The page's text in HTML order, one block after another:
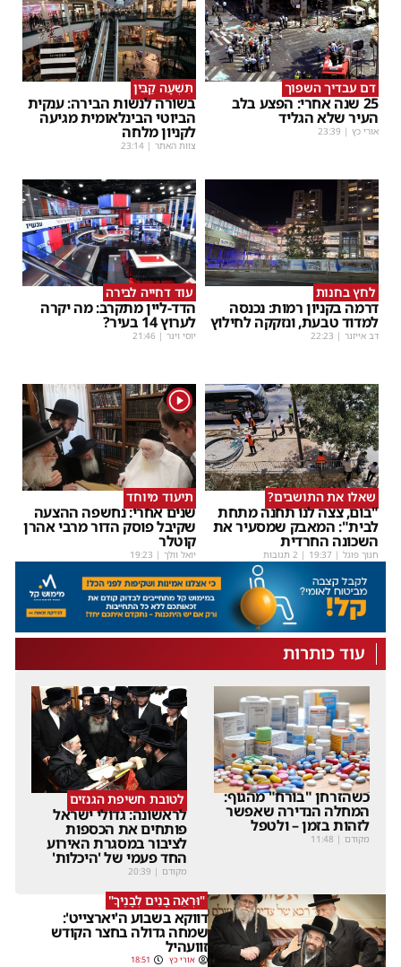
דם עבדיך השפוך
25 שנה אחרי: הפצע בלב
העיר שלא הגליד
אורי כץ |
23:39
תִּשְׁעָה קַבִּין
בשורה לנשות הבירה: ענקית
הביוטי הבינלאומית מגיעה
לקניון מלחה
צוות האתר |
23:14
לחץ בחנות
דרמה בקניון רמות: נכנסה
למדוד טבעת, ונזקקה לחילוץ
דב אייזנר |
22:23
עוד דחייה לבירה
הדד-ליין מתקרב: מה יקרה
לערוץ 14 בעיר?
יוסי וינר |
21:46
שאלו את התושבים?
"בום, צצה לנו תחנה מתחת
לבית": המאבק שמסעיר את
השכונה החרדית
חנוך פוגל |
19:37 | 2 תגובות
1
תיעוד מיוחד
שנים אחרי: נחשפה ההצעה
שקיבל פוסק הדור מרבי אהרן
קוטלר
יואל וולך |
19:23
עוד כותרות
כשהזרחן "בורח" מהגוף:
המחלה הנדירה שאפשר
לזהות בזמן – ולטפל
מקודם |
11:48
לטובת חשיפת הגנזים
לראשונה: גדולי ישראל
פותחים את הכספות
לציבור במסגרת האירוע
החד פעמי של 'היכלות'
מקודם |
20:39
"וּרְאֵה בָנִים לְבָנֶיךָ"
דווקא בשבוע ה'יארצייט':
שמחה גדולה בחצר הקודש
זוועהיל
אורי כץ 18:51